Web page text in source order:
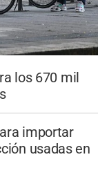
los 670 mil
importar
usadas en